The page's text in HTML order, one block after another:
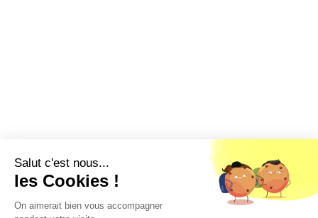
Salut c'est nous...
les Cookies !
On aimerait bien vous accompagner